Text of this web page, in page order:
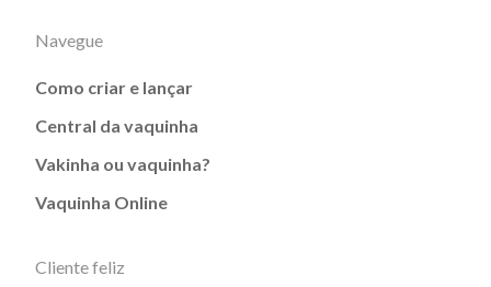
Navegue
Como criar e lançar
Central da vaquinha
Vakinha ou vaquinha?
Vaquinha Online
Cliente feliz